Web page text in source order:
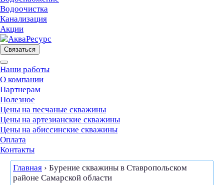
Водоочистка
Канализация
Акции
Связаться
Наши работы
О компании
Партнерам
Полезное
Цены на песчаные скважины
Цены на артезианские скважины
Цены на абиссинские скважины
Оплата
Контакты
Главная › Бурение скважины в Ставропольском
районе Самарской области